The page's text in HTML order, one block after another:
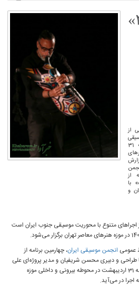
«موزیک تک ۴»
از
جنوب ایران است روز پنجشنبه 31
هنرهای
از
با
و
4» که ترکیبی از اجراهای متنوع با محوریت موسیقی جنوب ایران است
عمومی انجمن موسیقی ایران، چهارمین برنامه از
طراحی و دبیری محسن شریفیان و مدیر پروژه‌ای علی
مغازه‌ای از ساعت ۱۵ تا ۱۸ پنجشنبه 31 اردیبهشت در محوطه بیرونی و داخلی موزه
اجرا در می‌آید.